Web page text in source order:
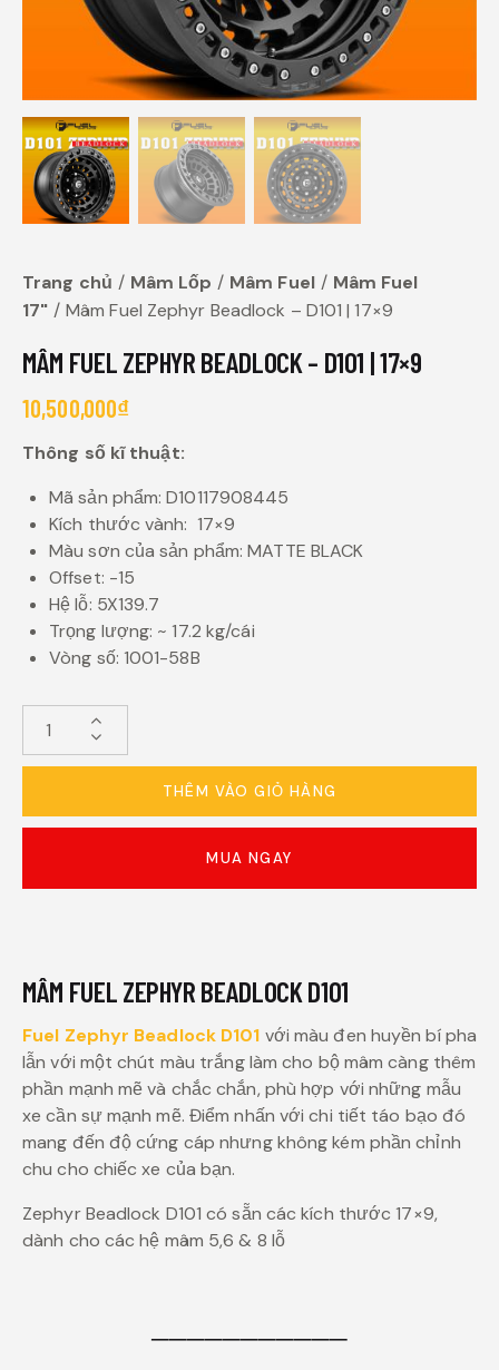
Trang chủ Mâm Lốp Mâm Fuel
Mâm Fuel
17"
Mâm Fuel Zephyr Beadlock – D101 | 17×9
MÂM FUEL ZEPHYR BEADLOCK – D101 | 17×9
10,500,000₫
Thông số kĩ thuật:
Mã sản phẩm: D10117908445
Kích thước vành: 17×9
Màu sơn của sản phẩm: MATTE BLACK
Offset: -15
Hệ lỗ: 5X139.7
Trọng lượng: ~ 17.2 kg/cái
Vòng số: 1001-58B
THÊM VÀO GIỎ HÀNG
MUA NGAY
MÂM FUEL ZEPHYR BEADLOCK D101
Fuel Zephyr Beadlock D101 với màu đen huyền bí pha
lẫn với một chút màu trắng làm cho bộ mâm càng thêm
phần mạnh mẽ và chắc chắn, phù hợp với những mẫu
xe cần sự mạnh mẽ. Điểm nhấn với chi tiết táo bạo đó
mang đến độ cứng cáp nhưng không kém phần chỉnh
chu cho chiếc xe của bạn.
Zephyr Beadlock D101 có sẵn các kích thước 17×9,
dành cho các hệ mâm 5,6 & 8 lỗ
───────────